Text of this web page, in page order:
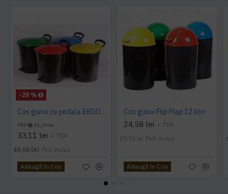
-20 %
Cos gunoi cu pedala ERGO - 10 litri
PRP 41,39 lei
33,11 lei + TVA
40,06 lei TVA inclus
Adaugă în Coş
Cos gunoi Flip Flap 12 litri
24,58 lei + TVA
29,74 lei TVA inclus
Adaugă în Coş